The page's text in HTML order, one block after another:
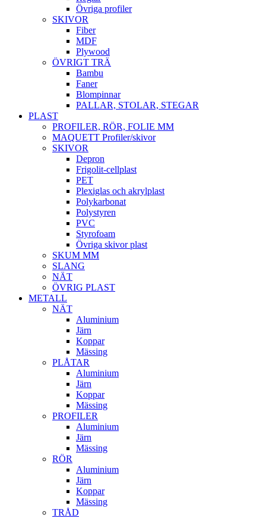
Övriga profiler
SKIVOR
Fiber
MDF
Plywood
ÖVRIGT TRÄ
Bambu
Faner
Blompinnar
PALLAR, STOLAR, STEGAR
PLAST
PROFILER, RÖR, FOLIE MM
MAQUETT Profiler/skivor
SKIVOR
Depron
Frigolit-cellplast
PET
Plexiglas och akrylplast
Polykarbonat
Polystyren
PVC
Styrofoam
Övriga skivor plast
SKUM MM
SLANG
NÄT
ÖVRIG PLAST
METALL
NÄT
Aluminium
Järn
Koppar
Mässing
PLÅTAR
Aluminium
Järn
Koppar
Mässing
PROFILER
Aluminium
Järn
Mässing
RÖR
Aluminium
Järn
Koppar
Mässing
TRÅD